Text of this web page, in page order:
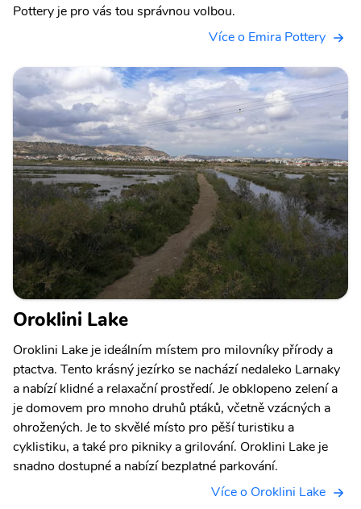
Pottery je pro vás tou správnou volbou.
Více o Emira Pottery
Oroklini Lake
Oroklini Lake je ideálním místem pro milovníky přírody a
ptactva. Tento krásný jezírko se nachází nedaleko Larnaky
a nabízí klidné a relaxační prostředí. Je obklopeno zelení a
je domovem pro mnoho druhů ptáků, včetně vzácných a
ohrožených. Je to skvělé místo pro pěší turistiku a
cyklistiku, a také pro pikniky a grilování. Oroklini Lake je
snadno dostupné a nabízí bezplatné parkování.
Více o Oroklini Lake